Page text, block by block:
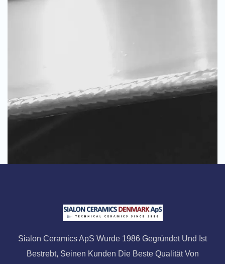
Sialon Ceramics ApS Wurde 1986 Gegründet Und Ist
Bestrebt, Seinen Kunden Die Beste Qualität Von